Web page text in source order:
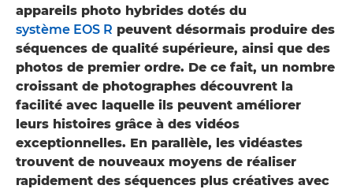
appareils photo hybrides dotés du
système EOS R peuvent désormais produire des
séquences de qualité supérieure, ainsi que des
photos de premier ordre. De ce fait, un nombre
croissant de photographes découvrent la
facilité avec laquelle ils peuvent améliorer
leurs histoires grâce à des vidéos
exceptionnelles. En parallèle, les vidéastes
trouvent de nouveaux moyens de réaliser
rapidement des séquences plus créatives avec